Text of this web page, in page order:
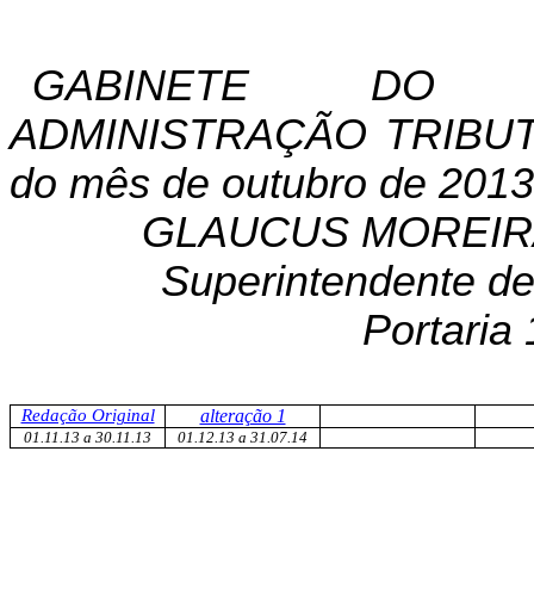
GABINETE
DO
ADMINISTRAÇÃO
do mês de outubro de
GLAUCUS
Superintendente de
Portaria
Redação Original alteração 1
01.11.13 a 30.11.13 01.12.13 a 31.07.14